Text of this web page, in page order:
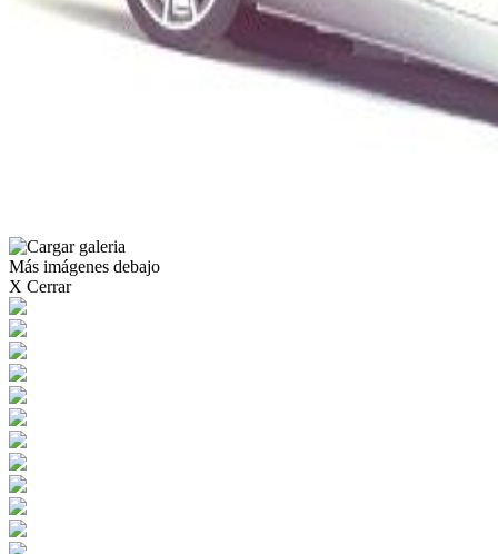
Más imágenes debajo
X Cerrar